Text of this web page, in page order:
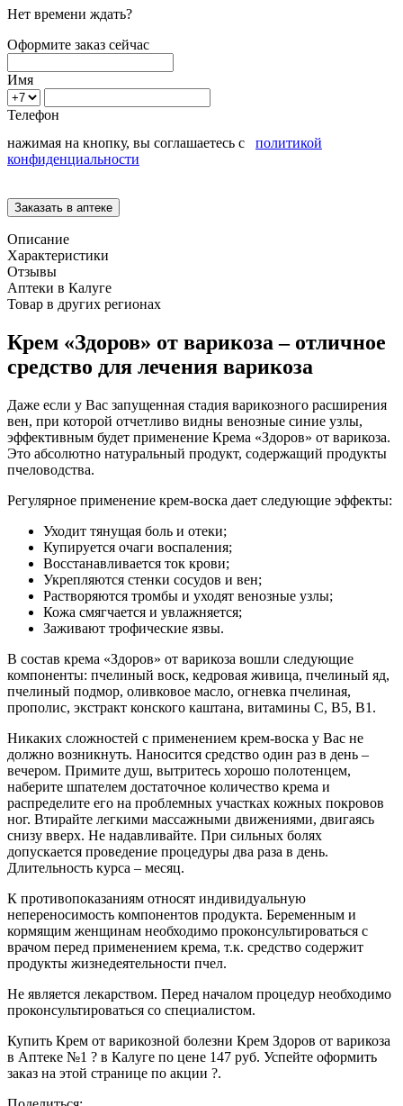
Нет времени ждать?
Оформите заказ сейчас
Имя
Телефон
нажимая на кнопку, вы соглашаетесь с политикой
конфиденциальности
Описание
Характеристики
Отзывы
Аптеки в Калуге
Товар в других регионах
Крем «Здоров» от варикоза – отличное
средство для лечения варикоза
Даже если у Вас запущенная стадия варикозного расширения
вен, при которой отчетливо видны венозные синие узлы,
эффективным будет применение Крема «Здоров» от варикоза.
Это абсолютно натуральный продукт, содержащий продукты
пчеловодства.
Регулярное применение крем-воска дает следующие эффекты:
Уходит тянущая боль и отеки;
Купируется очаги воспаления;
Восстанавливается ток крови;
Укрепляются стенки сосудов и вен;
Растворяются тромбы и уходят венозные узлы;
Кожа смягчается и увлажняется;
Заживают трофические язвы.
В состав крема «Здоров» от варикоза вошли следующие
компоненты: пчелиный воск, кедровая живица, пчелиный яд,
пчелиный подмор, оливковое масло, огневка пчелиная,
прополис, экстракт конского каштана, витамины С, В5, В1.
Никаких сложностей с применением крем-воска у Вас не
должно возникнуть. Наносится средство один раз в день –
вечером. Примите душ, вытритесь хорошо полотенцем,
наберите шпателем достаточное количество крема и
распределите его на проблемных участках кожных покровов
ног. Втирайте легкими массажными движениями, двигаясь
снизу вверх. Не надавливайте. При сильных болях
допускается проведение процедуры два раза в день.
Длительность курса – месяц.
К противопоказаниям относят индивидуальную
непереносимость компонентов продукта. Беременным и
кормящим женщинам необходимо проконсультироваться с
врачом перед применением крема, т.к. средство содержит
продукты жизнедеятельности пчел.
Не является лекарством. Перед началом процедур необходимо
проконсультироваться со специалистом.
Купить Крем от варикозной болезни Крем Здоров от варикоза
в Аптеке №1 ? в Калуге по цене 147 руб. Успейте оформить
заказ на этой странице по акции ?.